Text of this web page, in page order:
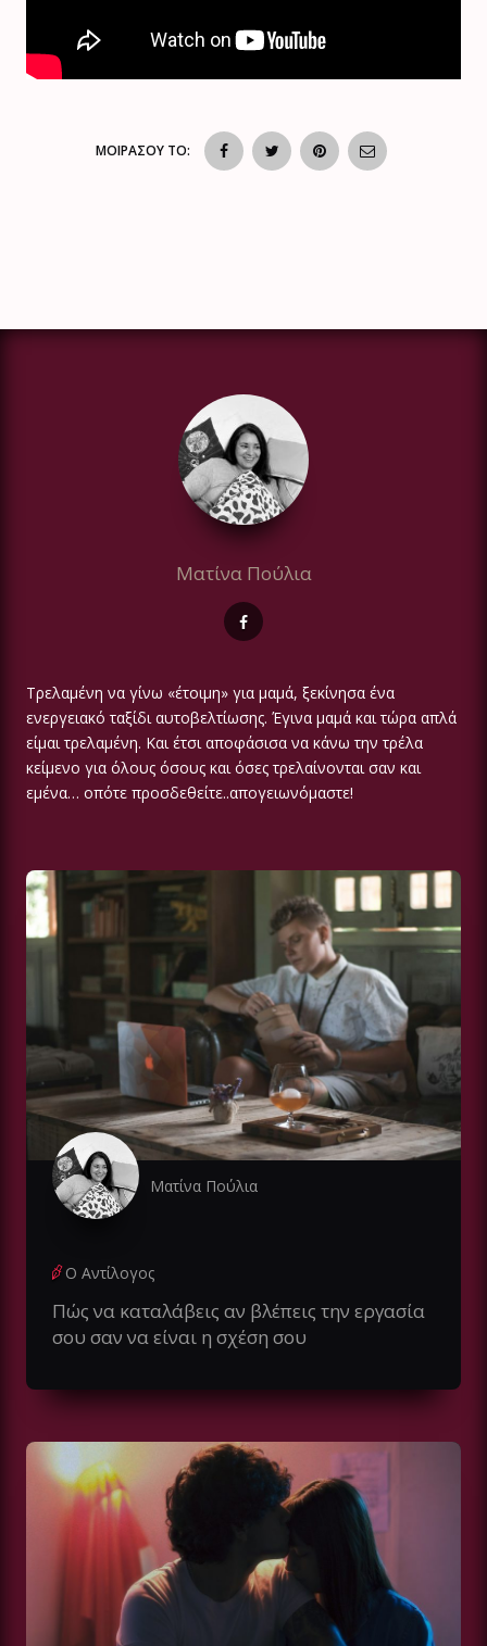
ΜΟΙΡΑΣΟΥ ΤΟ:
Ματίνα Πούλια
Τρελαμένη να γίνω «έτοιμη» για μαμά, ξεκίνησα ένα
ενεργειακό ταξίδι αυτοβελτίωσης. Έγινα μαμά και τώρα απλά
είμαι τρελαμένη. Και έτσι αποφάσισα να κάνω την τρέλα
κείμενο για όλους όσους και όσες τρελαίνονται σαν και
εμένα… οπότε προσδεθείτε..απογειωνόμαστε!
Ματίνα Πούλια
Ο Αντίλογος
Πώς να καταλάβεις αν βλέπεις την εργασία
σου σαν να είναι η σχέση σου